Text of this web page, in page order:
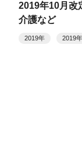
2019年10月
介護など
2019年 2019